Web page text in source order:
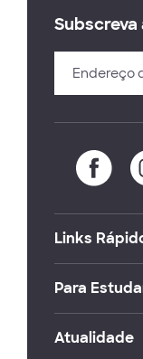
Links
Para
Atualidade